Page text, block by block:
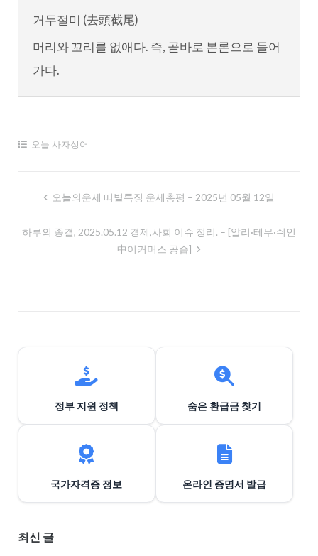
거두절미 (去頭截尾)
머리와 꼬리를 없애다. 즉, 곧바로 본론으로 들어
가다.
오늘 사자성어
비
오늘의운세 띠별특징 운세총평 – 2025년 05월 12일
하루의 종결, 2025.05.12 경제,사회 이슈 정리. – [알리·테무·쉬인
中이커머스 공습]
정부 지원 정책 숨은 환급금 찾기
국가자격증 정보 온라인 증명서 발급
최신 글